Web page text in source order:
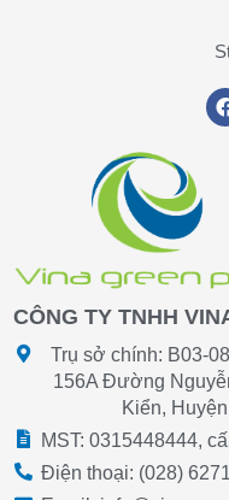
CÔNG TY TNHH
Trụ sở chính: B03-
156A Đường
Kiển,
MST: 0315448444,
Điện thoại: (028)